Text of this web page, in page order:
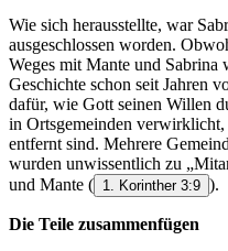
Wie sich herausstellte, war
ausgeschlossen worden.
Weges mit Mante und Sabrina
Geschichte schon seit Jahren
dafür, wie Gott seinen Willen
in Ortsgemeinden
entfernt sind. Mehrere
wurden unwissentlich zu
und Mante ( 1. Korinther 3:9 ).
Die Teile zusammenfügen